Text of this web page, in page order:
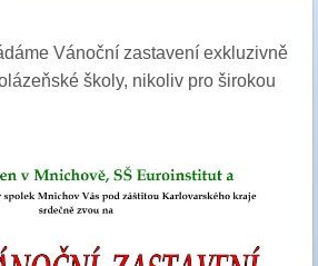
Vánoční zastavení exkluzivně
školy, nikoliv pro širokou